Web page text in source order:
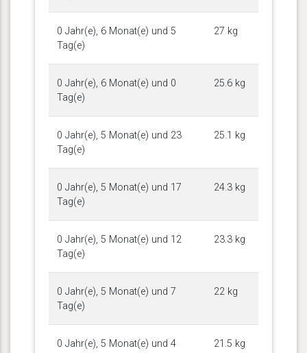
0 Jahr(e), 6 Monat(e) und 5
Tag(e)
27 kg
0 Jahr(e), 6 Monat(e) und 0
Tag(e)
25.6 kg
0 Jahr(e), 5 Monat(e) und 23
Tag(e)
25.1 kg
0 Jahr(e), 5 Monat(e) und 17
Tag(e)
24.3 kg
0 Jahr(e), 5 Monat(e) und 12
Tag(e)
23.3 kg
0 Jahr(e), 5 Monat(e) und 7
Tag(e)
22 kg
0 Jahr(e), 5 Monat(e) und 4
21.5 kg